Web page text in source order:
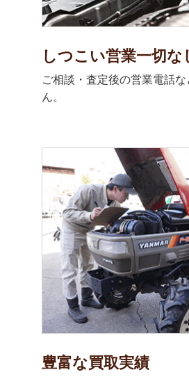
しつこい営業一切な
ご相談・査定後の営業電話
ん。
豊富な買取実績